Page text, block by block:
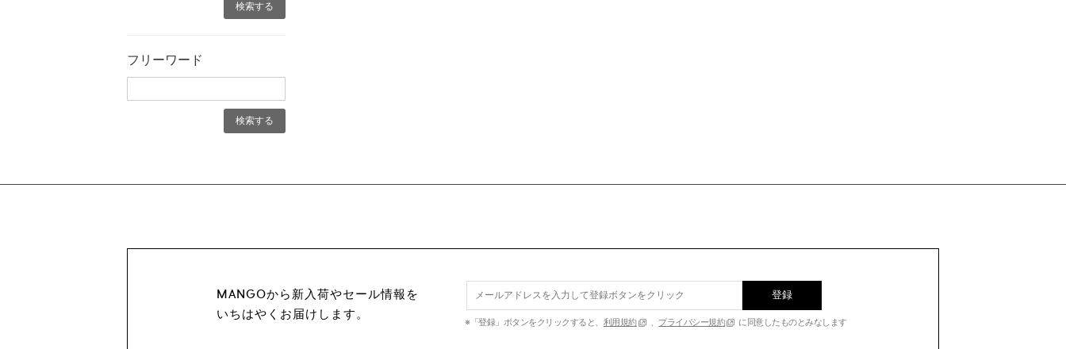
フリーワード
MANGOから新入荷やセール情報を
いちはやくお届けします。
登録
※「登録」ボタンをクリックすると、 利用規約 、 プライバシー規約 に同意したものとみなします